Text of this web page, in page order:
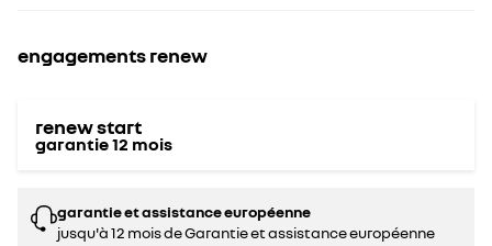
engagements renew
renew start
garantie12 mois
garantie et assistance européenne
jusqu'à 12 mois de Garantie et assistance européenne